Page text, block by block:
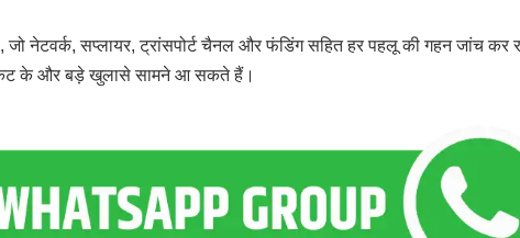
जो नेटवर्क, सप्लायर, ट्रांसपोर्ट चैनल और फंडिंग सहित हर पहलू की गहन जांच कर
के और बड़े खुलासे सामने आ सकते हैं।